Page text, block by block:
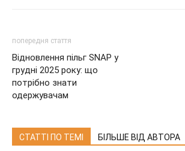
попередня стаття
Відновлення пільг SNAP у
грудні 2025 року: що
потрібно знати
одержувачам
СТАТТІ ПО ТЕМІ БІЛЬШЕ ВІД АВТОРА